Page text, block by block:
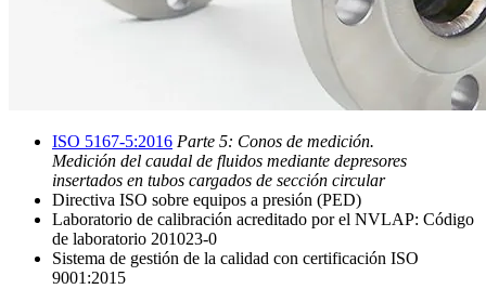
ISO 5167-5:2016 Parte 5: Conos de medición.
Medición del caudal de fluidos mediante depresores
insertados en tubos cargados de sección circular
Directiva ISO sobre equipos a presión (PED)
Laboratorio de calibración acreditado por el NVLAP: Código
de laboratorio 201023-0
Sistema de gestión de la calidad con certificación ISO
9001:2015